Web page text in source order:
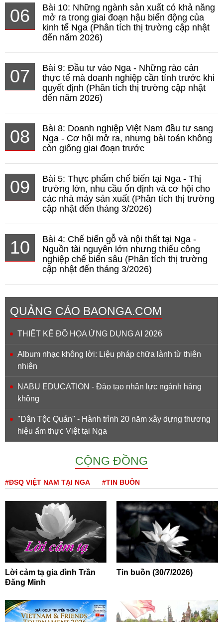
06
Bài 10: Những ngành sản xuất có khả năng
mở ra trong giai đoạn hậu biến động của
kinh tế Nga (Phân tích thị trường cập nhật
đến năm 2026)
07
Bài 9: Đầu tư vào Nga - Những rào cản
thực tế mà doanh nghiệp cần tính trước khi
quyết định (Phân tích thị trường cập nhật
đến năm 2026)
08
Bài 8: Doanh nghiệp Việt Nam đầu tư sang
Nga - Cơ hội mở ra, nhưng bài toán không
còn giống giai đoạn trước
09
Bài 5: Thực phẩm chế biến tại Nga - Thị
trường lớn, nhu cầu ổn định và cơ hội cho
các nhà máy sản xuất (Phân tích thị trường
cập nhật đến tháng 3/2026)
10
Bài 4: Chế biến gỗ và nội thất tại Nga -
Nguồn tài nguyên lớn nhưng thiếu công
nghiệp chế biến sâu (Phân tích thị trường
cập nhật đến tháng 3/2026)
QUẢNG CÁO BAONGA.COM
THIẾT KẾ ĐỒ HỌA ỨNG DỤNG AI 2026
Album nhạc không lời: Liệu pháp chữa lành từ thiên
nhiên
NABU EDUCATION - Đào tạo nhân lực ngành hàng
không
''Dân Tộc Quán'' - Hành trình 20 năm xây dựng thương
hiệu ẩm thực Việt tại Nga
CỘNG ĐỒNG
#ĐSQ VIỆT NAM TẠI NGA #TIN BUỒN
Lời cảm tạ gia đình Trần
Đăng Minh
Tin buồn (30/7/2026)